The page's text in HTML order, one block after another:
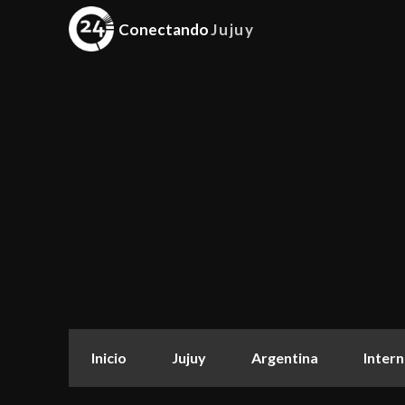
ConectandoJujuy
Inicio Jujuy Argentina